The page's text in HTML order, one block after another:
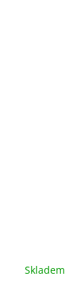
Skladem